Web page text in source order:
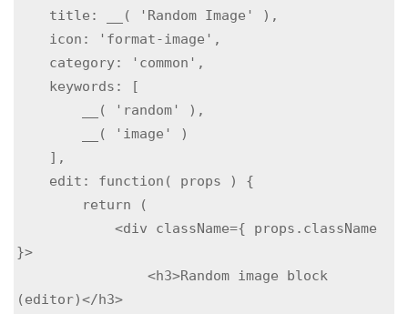
}>
(editor)</h3>